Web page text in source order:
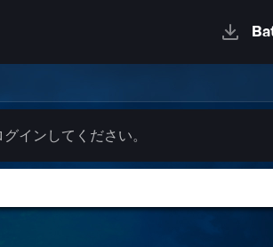
インしてください。